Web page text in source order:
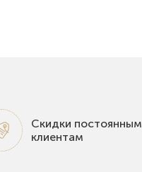
Скидки постоянным
клиентам